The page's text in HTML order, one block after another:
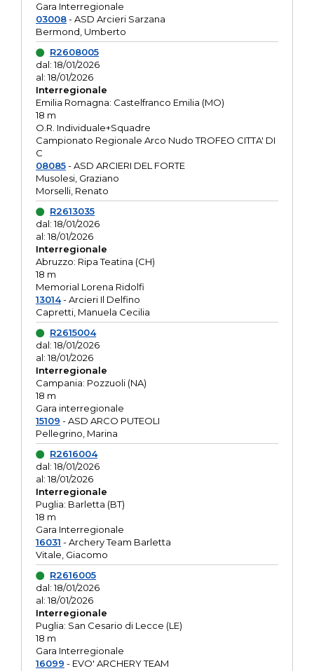
Gara Interregionale
03008- ASD Arcieri Sarzana
Bermond, Umberto
R2608005
dal: 18/01/2026
al: 18/01/2026
Interregionale
Emilia Romagna: Castelfranco Emilia (MO)
18 m
O.R. Individuale+Squadre
Campionato Regionale Arco Nudo TROFEO CITTA' DI
C
08085- ASD ARCIERI DEL FORTE
Musolesi, Graziano
Morselli, Renato
R2613035
dal: 18/01/2026
al: 18/01/2026
Interregionale
Abruzzo: Ripa Teatina (CH)
18 m
Memorial Lorena Ridolfi
13014- Arcieri Il Delfino
Capretti, Manuela Cecilia
R2615004
dal: 18/01/2026
al: 18/01/2026
Interregionale
Campania: Pozzuoli (NA)
18 m
Gara interregionale
15109 - ASD ARCO PUTEOLI
Pellegrino, Marina
R2616004
dal: 18/01/2026
al: 18/01/2026
Interregionale
Puglia: Barletta (BT)
18 m
Gara Interregionale
16031 - Archery Team Barletta
Vitale, Giacomo
R2616005
dal: 18/01/2026
al: 18/01/2026
Interregionale
Puglia: San Cesario di Lecce (LE)
18 m
Gara Interregionale
16099 - EVO' ARCHERY TEAM